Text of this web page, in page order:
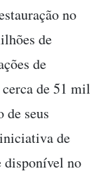
no
de
de
de 51 mil
de seus
de
disponível no